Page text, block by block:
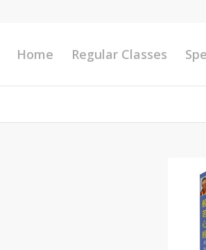
Home Regular Classes